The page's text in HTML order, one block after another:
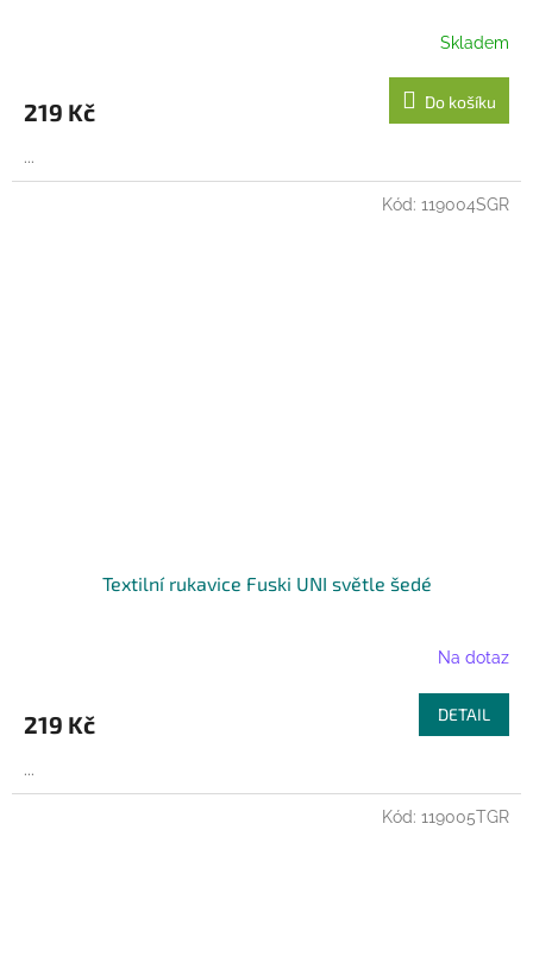
Skladem
219 Kč Do košíku
...
Textilní rukavice Fuski UNI světle šedé
Na dotaz
219 Kč DETAIL
...
Kód: 119004SGR
Kód: 119005TGR